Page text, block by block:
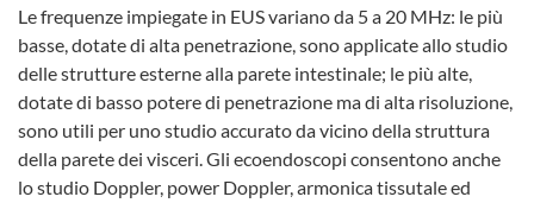
Le frequenze impiegate in EUS variano da 5 a 20 MHz: le più
basse, dotate di alta penetrazione, sono applicate allo studio
delle strutture esterne alla parete intestinale; le più alte,
dotate di basso potere di penetrazione ma di alta risoluzione,
sono utili per uno studio accurato da vicino della struttura
della parete dei visceri. Gli ecoendoscopi consentono anche
lo studio Doppler, power Doppler, armonica tissutale ed